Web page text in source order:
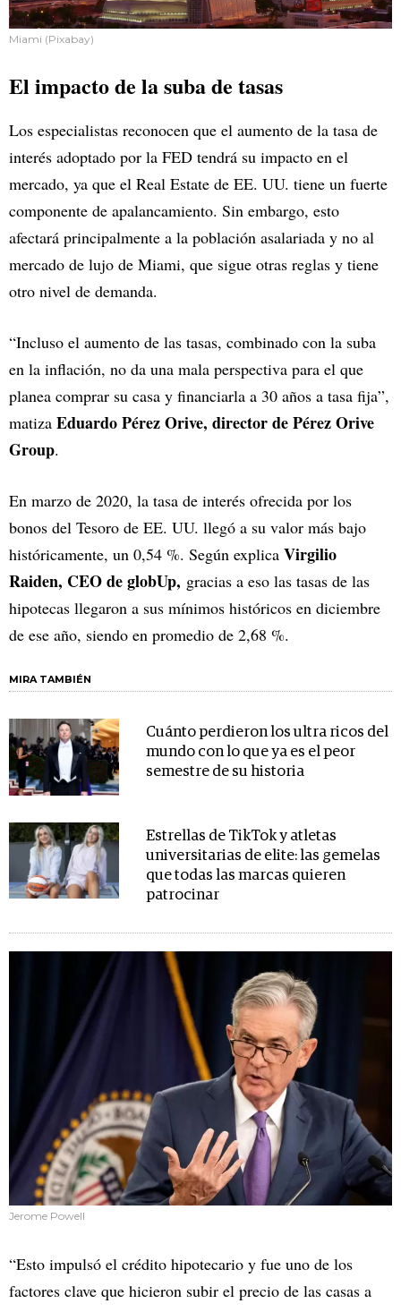
Miami (Pixabay)
El impacto de la suba de tasas
Los especialistas reconocen que el aumento de la tasa de
interés adoptado por la FED tendrá su impacto en el
mercado, ya que el Real Estate de EE. UU. tiene un fuerte
componente de apalancamiento. Sin embargo, esto
afectará principalmente a la población asalariada y no al
mercado de lujo de Miami, que sigue otras reglas y tiene
otro nivel de demanda.
“Incluso el aumento de las tasas, combinado con la suba
en la inflación, no da una mala perspectiva para el que
planea comprar su casa y financiarla a 30 años a tasa fija”,
matiza Eduardo Pérez Orive, director de Pérez Orive
Group.
En marzo de 2020, la tasa de interés ofrecida por los
bonos del Tesoro de EE. UU. llegó a su valor más bajo
históricamente, un 0,54 %. Según explica Virgilio
Raiden, CEO de globUp, gracias a eso las tasas de las
hipotecas llegaron a sus mínimos históricos en diciembre
de ese año, siendo en promedio de 2,68 %.
MIRA TAMBIÉN
Cuánto perdieron los ultra ricos del
mundo con lo que ya es el peor
semestre de su historia
Estrellas de TikTok y atletas
universitarias de elite: las gemelas
que todas las marcas quieren
patrocinar
Jerome Powell
“Esto impulsó el crédito hipotecario y fue uno de los
factores clave que hicieron subir el precio de las casas a